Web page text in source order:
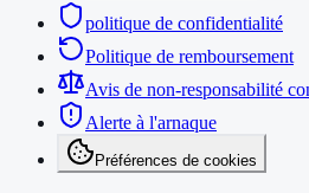
politique de confidentialité
Politique de remboursement
Avis de non-responsabilité
Alerte à l'arnaque
Préférences de cookies